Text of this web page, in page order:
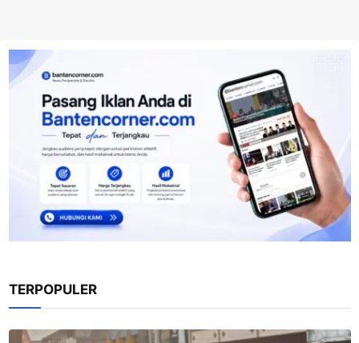
TERPOPULER